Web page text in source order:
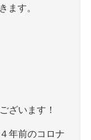
ます。
ざいます！
年前のコロナ